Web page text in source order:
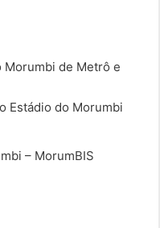
Morumbi de Metrô e
Estádio do Morumbi
– MorumBIS